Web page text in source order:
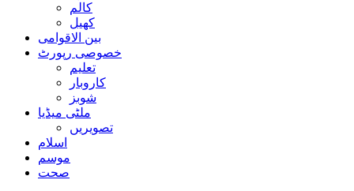
کالم
کھیل
بین الاقوامی
خصوصی رپورٹ
تعلیم
کاروبار
شوبز
ملٹی میڈیا
تصویریں
اسلام
موسم
صحت